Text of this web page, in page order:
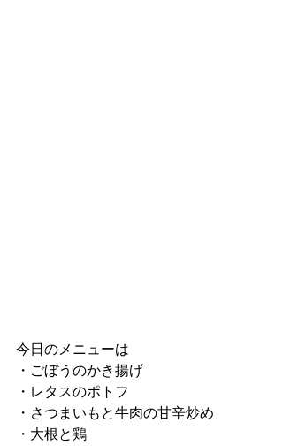
今日のメニューは
・ごぼうのかき揚げ
・レタスのポトフ
・さつまいもと牛肉の甘辛炒め
・大根と鶏